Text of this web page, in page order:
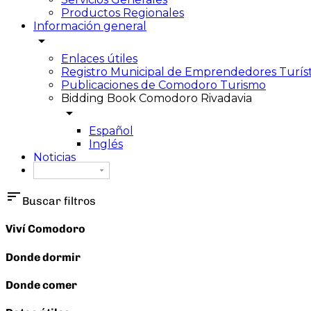
Productos Regionales
Información general
arrow_drop_down
Enlaces útiles
Registro Municipal de Emprendedores
Publicaciones de Comodoro Turismo
Bidding Book Comodoro Rivadavia
arrow_drop_down
Español
Inglés
Noticias
sort Buscar filtros
Viví Comodoro
Donde dormir
Donde comer